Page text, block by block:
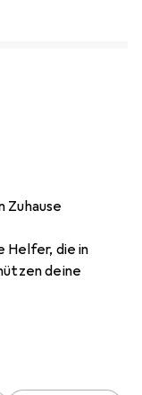
Helfer, die in
deine